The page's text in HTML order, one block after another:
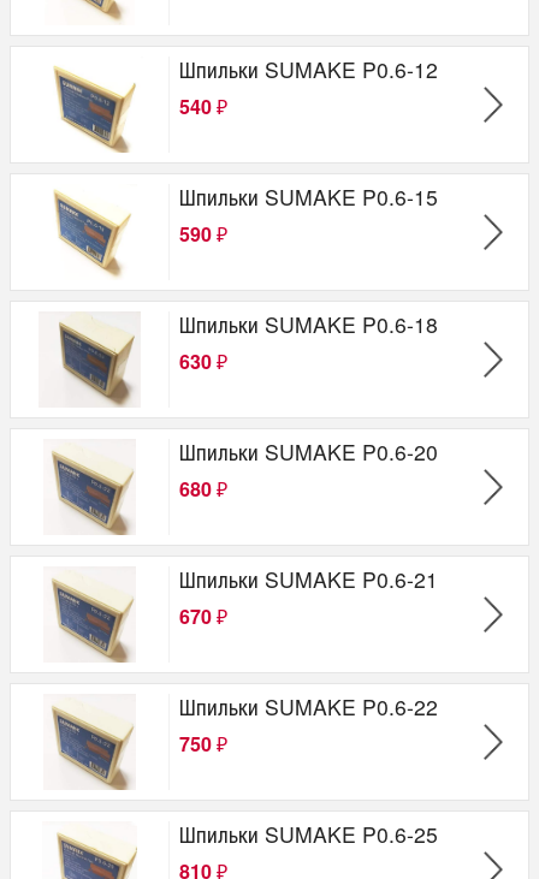
Шпильки SUMAKE P0.6-12
540 ₽
Шпильки SUMAKE P0.6-15
590 ₽
Шпильки SUMAKE P0.6-18
630 ₽
Шпильки SUMAKE P0.6-20
680 ₽
Шпильки SUMAKE P0.6-21
670 ₽
Шпильки SUMAKE P0.6-22
750 ₽
Шпильки SUMAKE P0.6-25
810 ₽